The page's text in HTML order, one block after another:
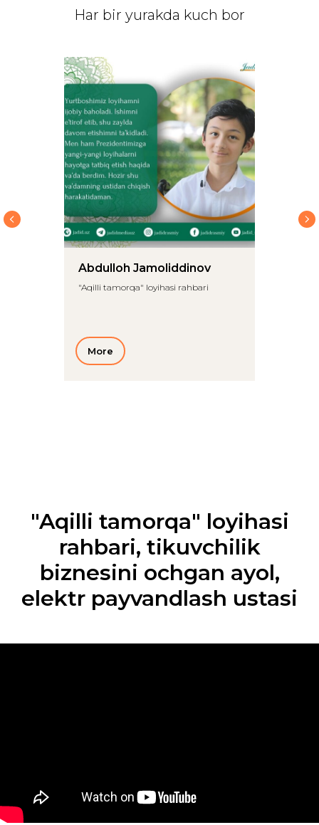
Har bir yurakda kuch bor
Abdulloh Jamoliddinov
"Aqilli tamorqa" loyihasi rahbari
More
"Aqilli tamorqa" loyihasi
rahbari, tikuvchilik
biznesini ochgan ayol,
elektr payvandlash ustasi